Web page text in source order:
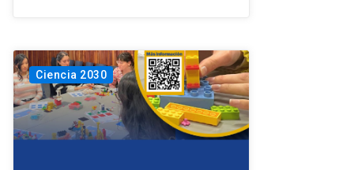
Ciencia 2030